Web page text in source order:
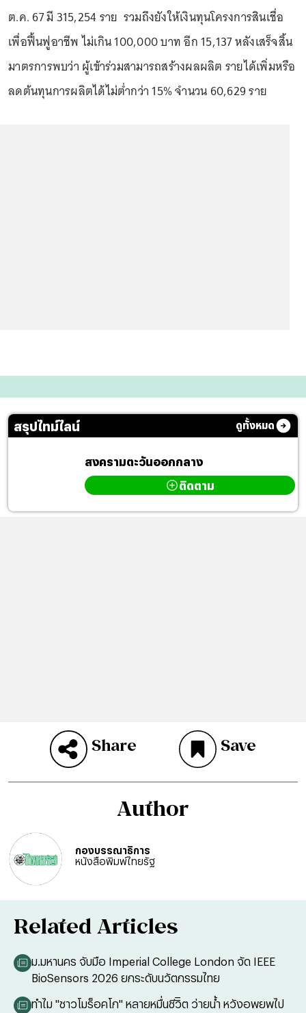
ต.ค. 67 มี 315,254 ราย รวมถึงยังให้เงินทุนโครงการสินเชื่อ
เพื่อฟื้นฟูอาชีพ ไม่เกิน 100,000 บาท อีก 15,137 หลังเสร็จสิ้น
มาตรการพบว่า ผู้เข้าร่วมสามารถสร้างผลผลิต รายได้เพิ่มหรือ
ลดต้นทุนการผลิตได้ไม่ต่ำกว่า 15% จำนวน 60,629 ราย
สรุปไทม์ไลน์ ดูทั้งหมด
สงครามตะวันออกกลาง
ติดตาม
Share Save
Author
กองบรรณาธิการ
หนังสือพิมพ์ไทยรัฐ
Related Articles
ม.มหานคร จับมือ Imperial College London จัด IEEE
BioSensors 2026 ยกระดับนวัตกรรมไทย
ทำไม "ชาวโมร็อคโก" หลายหมื่นชีวิิต ว่ายน้ำ หวังอพยพไป